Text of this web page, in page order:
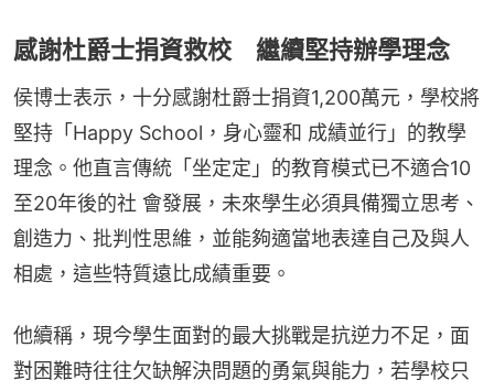
感謝杜爵⼠捐資救校 繼續堅持辦學理念
侯博士表示，⼗分感謝杜爵⼠捐資1,200萬元，學校將
堅持「Happy School，身⼼靈和 成績並⾏」的教學
理念。他直⾔傳統「坐定定」的教育模式已不適合10
⾄20年後的社 會發展，未來學⽣必須具備獨立思考、
創造⼒、批判性思維，並能夠適當地表達自⼰及與⼈
相處，這些特質遠比成績重要。
他續稱，現今學⽣面對的最⼤挑戰是抗逆⼒不⾜，面
對困難時往往⽋缺解決問題的勇氣與能⼒，若學校只